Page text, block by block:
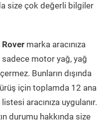
size çok değerli bilgiler
Rover marka aracınıza
sadece motor yağ, yağ
Bunların dışında
için toplamda 12 ana
aracınıza uygulanır.
durumu hakkında size